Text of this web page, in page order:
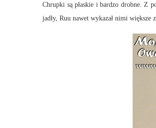
Chrupki są płaskie i bardzo drobne. Z
jadły, Ruu nawet wykazał nimi